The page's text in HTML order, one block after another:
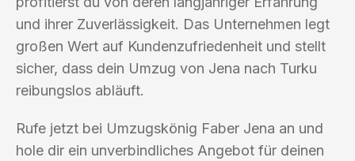
und ihrer Zuverlässigkeit. Das Unternehmen legt
großen Wert auf Kundenzufriedenheit und stellt
sicher, dass dein Umzug von Jena nach Turku
reibungslos abläuft.
Rufe jetzt bei Umzugskönig Faber Jena an und
hole dir ein unverbindliches Angebot für deinen